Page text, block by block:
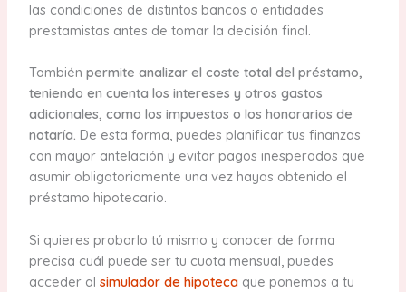
las condiciones de distintos bancos o entidades
prestamistas antes de tomar la decisión final.
También permite analizar el coste total del préstamo,
teniendo en cuenta los intereses y otros gastos
adicionales, como los impuestos o los honorarios de
notaría. De esta forma, puedes planificar tus finanzas
con mayor antelación y evitar pagos inesperados que
asumir obligatoriamente una vez hayas obtenido el
préstamo hipotecario.
Si quieres probarlo tú mismo y conocer de forma
precisa cuál puede ser tu cuota mensual, puedes
acceder al simulador de hipotecaque ponemos a tu